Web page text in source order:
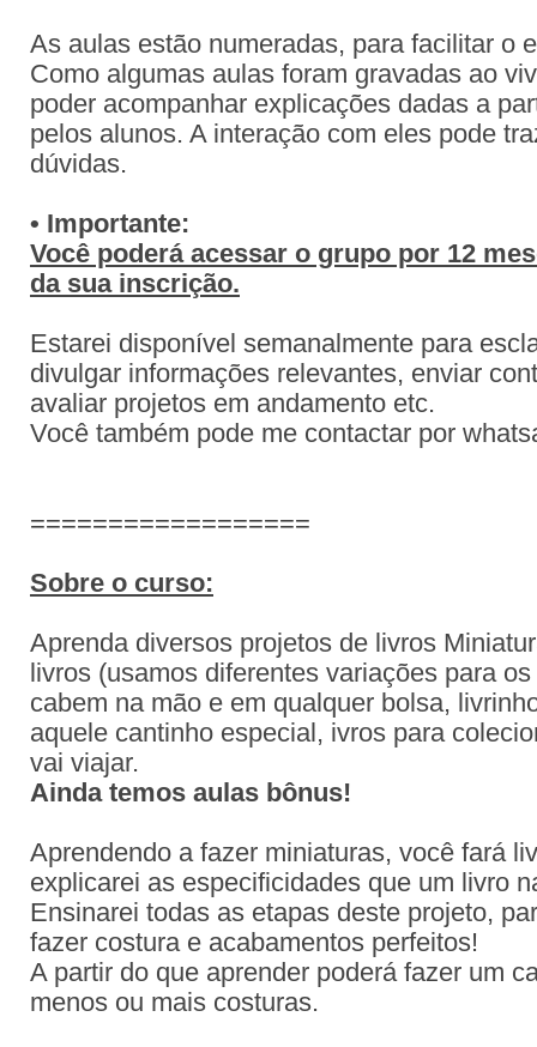
As aulas estão numeradas, para facilitar o
Como algumas aulas foram gravadas ao
poder acompanhar explicações dadas a
pelos alunos. A interação com eles pode
dúvidas.
• Importante:
Você poderá acessar o grupo por 12
da sua inscrição.
Estarei disponível semanalmente para
divulgar informações relevantes, enviar
avaliar projetos em andamento etc.
Você também pode me contactar por
==================
Sobre o curso:
Aprenda diversos projetos de livros
ivros (usamos diferentes variações para
cabem na mão e em qualquer bolsa,
aquele cantinho especial, ivros para
vai viajar.
Ainda temos aulas bônus!
Aprendendo a fazer miniaturas, você fará
explicarei as especificidades que um livro
Ensinarei todas as etapas deste projeto,
fazer costura e acabamentos perfeitos!
A partir do que aprender poderá fazer um
menos ou mais costuras.